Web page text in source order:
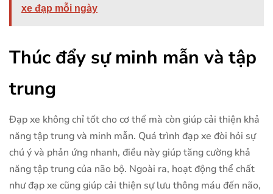
xe đạp mỗi ngày
Thúc đẩy sự minh mẫn và tập
trung
Đạp xe không chỉ tốt cho cơ thể mà còn giúp cải thiện khả
năng tập trung và minh mẫn. Quá trình đạp xe đòi hỏi sự
chú ý và phản ứng nhanh, điều này giúp tăng cường khả
năng tập trung của não bộ. Ngoài ra, hoạt động thể chất
như đạp xe cũng giúp cải thiện sự lưu thông máu đến não,